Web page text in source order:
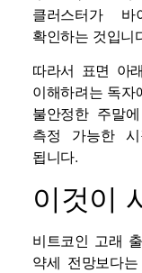
클러스터가 바
확인하는 것입니
따라서 표면 아
이해하려는 독자
불안정한 주말
측정 가능한
됩니다.
이것이
비트코인 고래
약세 전망보다